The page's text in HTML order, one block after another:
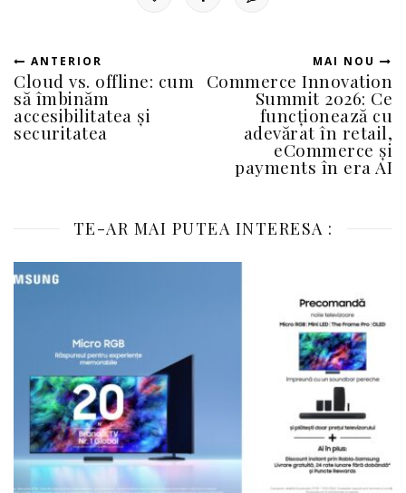
ANTERIOR
Cloud vs. offline: cum
să îmbinăm
accesibilitatea și
securitatea
MAI NOU
Commerce Innovation
Summit 2026: Ce
funcționează cu
adevărat în retail,
eCommerce și
payments în era AI
TE-AR MAI PUTEA INTERESA :